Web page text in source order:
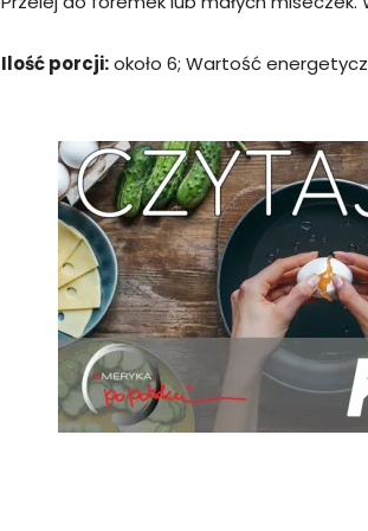
Ilość porcji:około 6; Wartość